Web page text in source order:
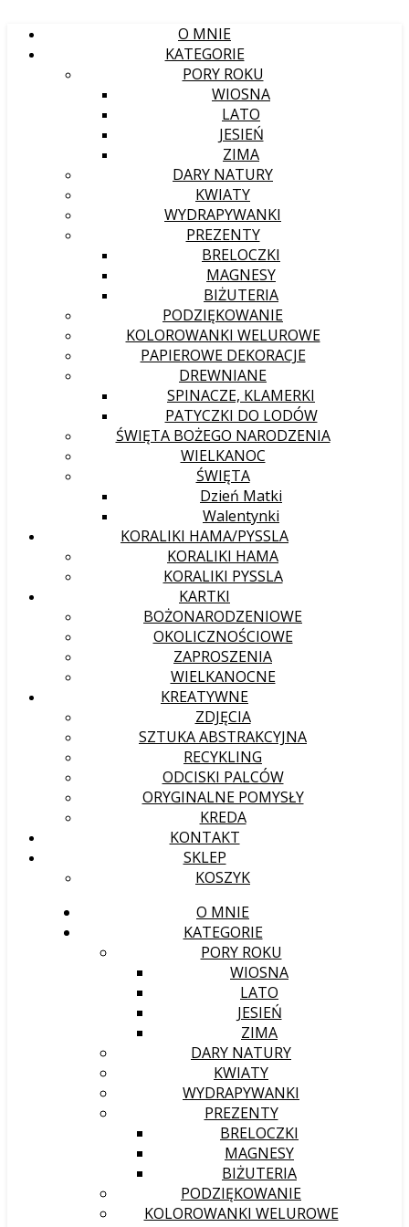
O MNIE
KATEGORIE
PORY ROKU
WIOSNA
LATO
JESIEŃ
ZIMA
DARY NATURY
KWIATY
WYDRAPYWANKI
PREZENTY
BRELOCZKI
MAGNESY
BIŻUTERIA
PODZIĘKOWANIE
KOLOROWANKI WELUROWE
PAPIEROWE DEKORACJE
DREWNIANE
SPINACZE, KLAMERKI
PATYCZKI DO LODÓW
ŚWIĘTA BOŻEGO NARODZENIA
WIELKANOC
ŚWIĘTA
Dzień Matki
Walentynki
KORALIKI HAMA/PYSSLA
KORALIKI HAMA
KORALIKI PYSSLA
KARTKI
BOŻONARODZENIOWE
OKOLICZNOŚCIOWE
ZAPROSZENIA
WIELKANOCNE
KREATYWNE
ZDJĘCIA
SZTUKA ABSTRAKCYJNA
RECYKLING
ODCISKI PALCÓW
ORYGINALNE POMYSŁY
KREDA
KONTAKT
SKLEP
KOSZYK
O MNIE
KATEGORIE
PORY ROKU
WIOSNA
LATO
JESIEŃ
ZIMA
DARY NATURY
KWIATY
WYDRAPYWANKI
PREZENTY
BRELOCZKI
MAGNESY
BIŻUTERIA
PODZIĘKOWANIE
KOLOROWANKI WELUROWE